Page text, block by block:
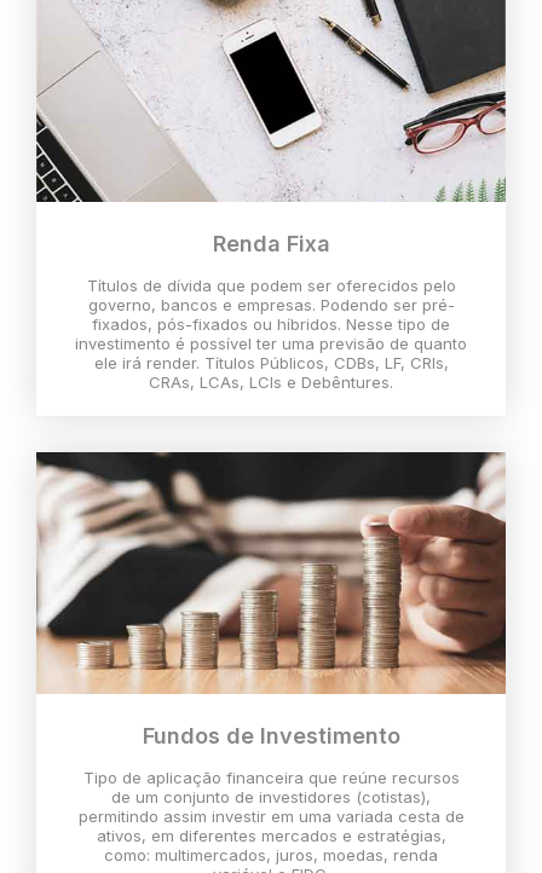
Renda Fixa
Títulos de dívida que podem ser oferecidos pelo
governo, bancos e empresas. Podendo ser pré-
fixados, pós-fixados ou híbridos. Nesse tipo de
investimento é possível ter uma previsão de quanto
ele irá render. Títulos Públicos, CDBs, LF, CRIs,
CRAs, LCAs, LCIs e Debêntures.
Fundos de Investimento
Tipo de aplicação financeira que reúne recursos
de um conjunto de investidores (cotistas),
permitindo assim investir em uma variada cesta de
ativos, em diferentes mercados e estratégias,
como: multimercados, juros, moedas, renda